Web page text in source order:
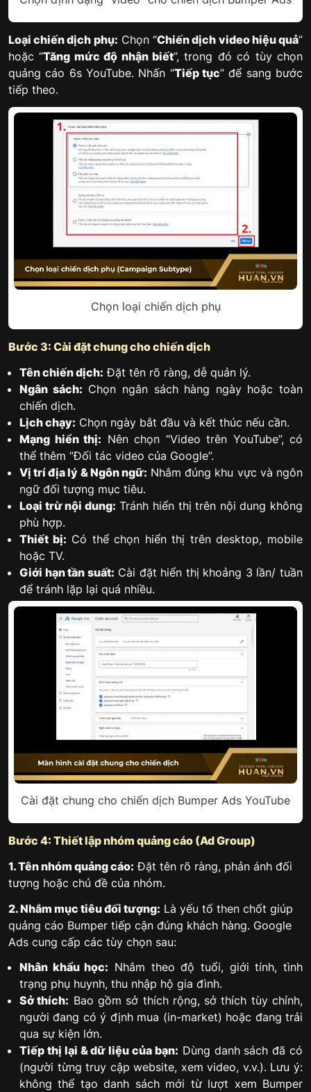
Loại chiến dịch phụ: Chọn “Chiến dịch video hiệu quả”
hoặc “Tăng mức độ nhận biết”, trong đó có tùy chọn
quảng cáo 6s YouTube. Nhấn “Tiếp tục” để sang bước
tiếp theo.
Chọn loại chiến dịch phụ
Bước 3: Cài đặt chung cho chiến dịch
​​Tên chiến dịch: Đặt tên rõ ràng, dễ quản lý.
Ngân sách: Chọn ngân sách hàng ngày hoặc toàn
chiến dịch.
Lịch chạy: Chọn ngày bắt đầu và kết thúc nếu cần.
Mạng hiển thị: Nên chọn “Video trên YouTube”, có
thể thêm “Đối tác video của Google”.
Vị trí địa lý & Ngôn ngữ: Nhắm đúng khu vực và ngôn
ngữ đối tượng mục tiêu.
Loại trừ nội dung: Tránh hiển thị trên nội dung không
phù hợp.
Thiết bị: Có thể chọn hiển thị trên desktop, mobile
hoặc TV.
Giới hạn tần suất: Cài đặt hiển thị khoảng 3 lần/ tuần
để tránh lặp lại quá nhiều.
Cài đặt chung cho chiến dịch Bumper Ads YouTube
Bước 4: Thiết lập nhóm quảng cáo (Ad Group)
1. Tên nhóm quảng cáo: Đặt tên rõ ràng, phản ánh đối
tượng hoặc chủ đề của nhóm.
2. Nhắm mục tiêu đối tượng: Là yếu tố then chốt giúp
quảng cáo Bumper tiếp cận đúng khách hàng. Google
Ads cung cấp các tùy chọn sau:
Nhân khẩu học: Nhắm theo độ tuổi, giới tính, tình
trạng phụ huynh, thu nhập hộ gia đình.
Sở thích: Bao gồm sở thích rộng, sở thích tùy chỉnh,
người đang có ý định mua (in-market) hoặc đang trải
qua sự kiện lớn.
Tiếp thị lại & dữ liệu của bạn: Dùng danh sách đã có
(người từng truy cập website, xem video, v.v.). Lưu ý:
không thể tạo danh sách mới từ lượt xem Bumper